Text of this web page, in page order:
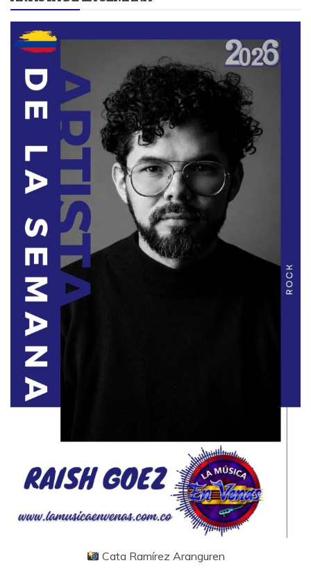
Cata Ramírez Aranguren